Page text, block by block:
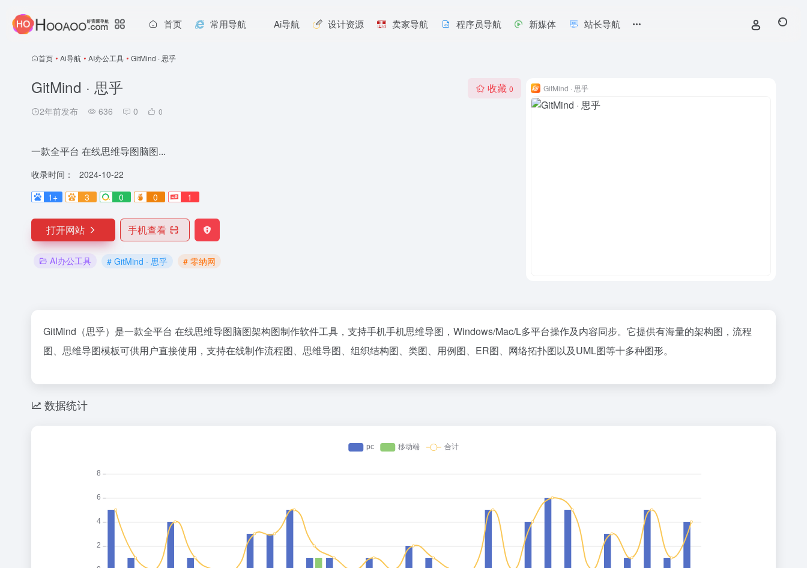
首页 常用导航 Ai导航 设计资源 卖家导航 程序员导航 新媒体 站长导航
首页 • Ai导航 • AI办公工具 • GitMind · 思乎
GitMind · 思乎
2年前发布 636 0 0
收藏 0
一款全平台 在线思维导图脑图...
收录时间：
2024-10-22
1+
3 0 0 1
打开网站 手机查看
AI办公工具 # GitMind · 思乎 # 零纳网
GitMind · 思乎
GitMind（思乎）是一款全平台 在线思维导图脑图架构图制作软件工具，支持手机手机思维导图，Windows/Mac/L多平台操作及内容同步。它提供有海量的架构图，流程
图、思维导图模板可供用户直接使用，支持在线制作流程图、思维导图、组织结构图、类图、用例图、ER图、网络拓扑图以及UML图等十多种图形。
数据统计